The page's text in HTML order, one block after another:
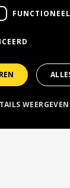
FUNCTIONEEL
WEERGEVEN